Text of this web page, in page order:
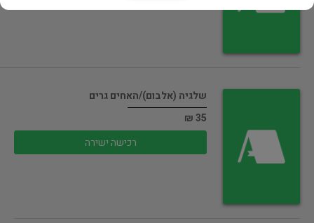
שלגיה (אלבום)/האחים גרים
35 ₪
רכישה ישירה